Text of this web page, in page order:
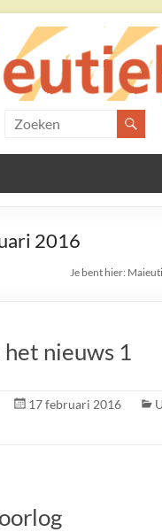
2016
Je bent hier:
nieuws 1
17 februari 2016